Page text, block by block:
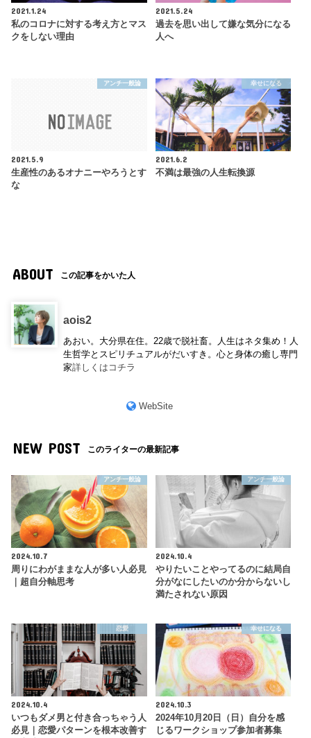
2021.1.24
私のコロナに対する考え方とマス
クをしない理由
2021.5.24
過去を思い出して嫌な気分になる
人へ
アンチ一般論
2021.5.9
生産性のあるオナニーやろうとす
な
幸せになる
2021.6.2
不満は最強の人生転換源
ABOUT この記事をかいた人
aois2
あおい。大分県在住。22歳で脱社畜。人生はネタ集め！人
生哲学とスピリチュアルがだいすき。心と身体の癒し専門
家詳しくはコチラ
WebSite
NEW POST このライターの最新記事
アンチ一般論
2024.10.7
周りにわがままな人が多い人必見
｜超自分軸思考
アンチ一般論
2024.10.4
やりたいことやってるのに結局自
分がなにしたいのか分からないし
満たされない原因
恋愛
2024.10.4
いつもダメ男と付き合っちゃう人
必見｜恋愛パターンを根本改善す
幸せになる
2024.10.3
2024年10月20日（日）自分を感
じるワークショップ参加者募集